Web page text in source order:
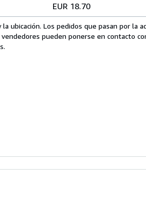
EUR 18.70
ubicación. Los pedidos que pasan por la
pueden ponerse en contacto